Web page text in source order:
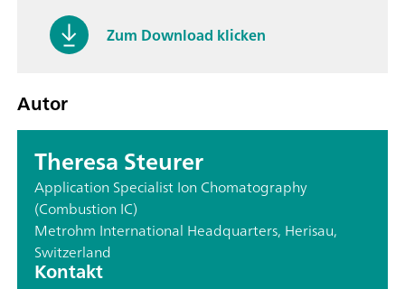
Zum Download klicken
Autor
Theresa Steurer
Application Specialist Ion Chomatography
(Combustion IC)
Metrohm International Headquarters, Herisau,
Switzerland
Kontakt